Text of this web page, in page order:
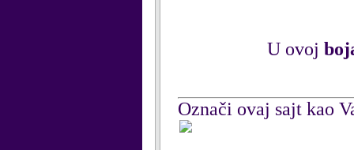
U ovoj
Označi ovaj sajt kao